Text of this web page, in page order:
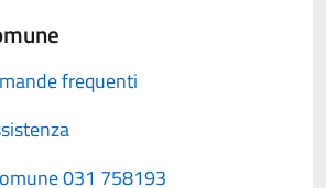
frequenti
031 758193